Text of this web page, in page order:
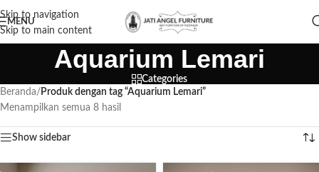
Skip to navigation
Skip to main content
MENU
Aquarium Lemari
Categories
Beranda/ Produk dengan tag “Aquarium Lemari”
Menampilkan semua 8 hasil
Show sidebar